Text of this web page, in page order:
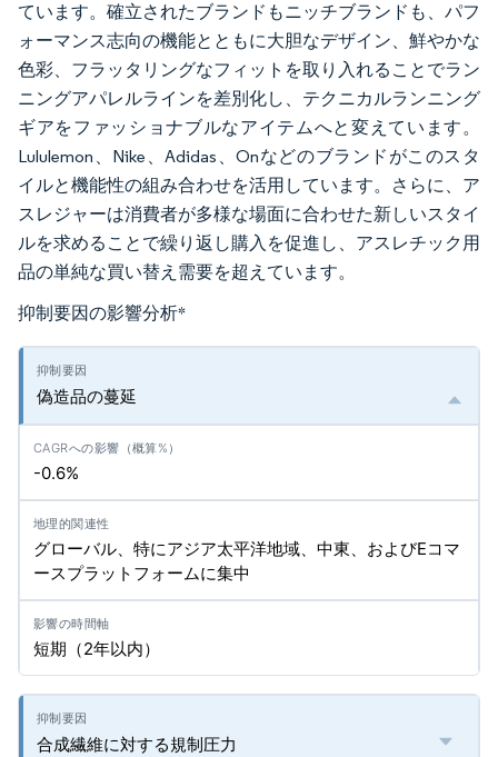
ています。確立されたブランドもニッチブランドも、パフ
ォーマンス志向の機能とともに大胆なデザイン、鮮やかな
色彩、フラッタリングなフィットを取り入れることでラン
ニングアパレルラインを差別化し、テクニカルランニング
ギアをファッショナブルなアイテムへと変えています。
Lululemon、Nike、Adidas、Onなどのブランドがこのスタ
イルと機能性の組み合わせを活用しています。さらに、ア
スレジャーは消費者が多様な場面に合わせた新しいスタイ
ルを求めることで繰り返し購入を促進し、アスレチック用
品の単純な買い替え需要を超えています。
抑制要因の影響分析*
偽造品の蔓延
-0.6%
グローバル、特にアジア太平洋地域、中東、およびEコマ
ースプラットフォームに集中
短期（2年以内）
合成繊維に対する規制圧力